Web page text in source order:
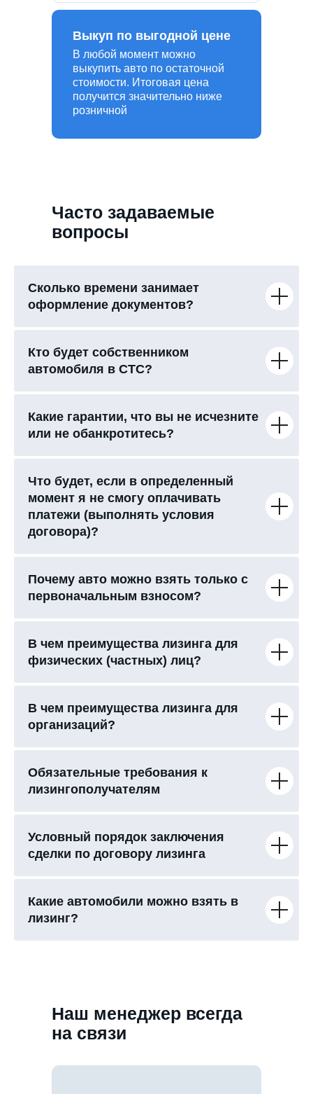
В любой момент можно
выкупить авто по остаточной
стоимости. Итоговая цена
получится значительно ниже
розничной
Выкуп по выгодной цене
Часто задаваемые
вопросы
Сколько времени занимает
оформление документов?
Кто будет собственником
автомобиля в СТС?
Какие гарантии, что вы не исчезните
или не обанкротитесь?
Что будет, если в определенный
момент я не смогу оплачивать
платежи (выполнять условия
договора)?
Почему авто можно взять только с
первоначальным взносом?
В чем преимущества лизинга для
физических (частных) лиц?
В чем преимущества лизинга для
организаций?
Обязательные требования к
лизингополучателям
Условный порядок заключения
сделки по договору лизинга
Какие автомобили можно взять в
лизинг?
Наш менеджер всегда
на связи